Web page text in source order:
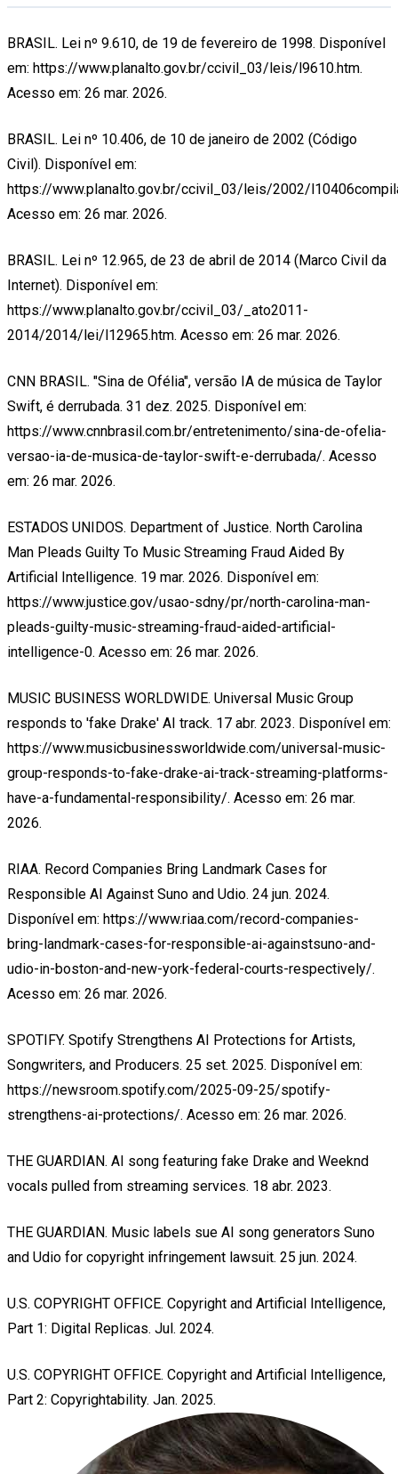
BRASIL. Lei nº 9.610, de 19 de fevereiro de 1998. Disponível
em: https://www.planalto.gov.br/ccivil_03/leis/l9610.htm.
Acesso em: 26 mar. 2026.
BRASIL. Lei nº 10.406, de 10 de janeiro de 2002 (Código
Civil). Disponível em:
https://www.planalto.gov.br/ccivil_03/leis/2002/
Acesso em: 26 mar. 2026.
BRASIL. Lei nº 12.965, de 23 de abril de 2014 (Marco Civil da
Internet). Disponível em:
https://www.planalto.gov.br/ccivil_03/_ato2011-
2014/2014/lei/l12965.htm. Acesso em: 26 mar. 2026.
CNN BRASIL. "Sina de Ofélia", versão IA de música de Taylor
Swift, é derrubada. 31 dez. 2025. Disponível em:
https://www.cnnbrasil.com.br/entretenimento/sina-de-ofelia-
versao-ia-de-musica-de-taylor-swift-e-derrubada/. Acesso
em: 26 mar. 2026.
ESTADOS UNIDOS. Department of Justice. North Carolina
Man Pleads Guilty To Music Streaming Fraud Aided By
Artificial Intelligence. 19 mar. 2026. Disponível em:
https://www.justice.gov/usao-sdny/pr/north-carolina-man-
pleads-guilty-music-streaming-fraud-aided-artificial-
intelligence-0. Acesso em: 26 mar. 2026.
MUSIC BUSINESS WORLDWIDE. Universal Music Group
responds to 'fake Drake' AI track. 17 abr. 2023. Disponível em:
https://www.musicbusinessworldwide.com/universal-music-
group-responds-to-fake-drake-ai-track-streaming-platforms-
have-a-fundamental-responsibility/. Acesso em: 26 mar.
2026.
RIAA. Record Companies Bring Landmark Cases for
Responsible AI Against Suno and Udio. 24 jun. 2024.
Disponível em: https://www.riaa.com/record-companies-
bring-landmark-cases-for-responsible-ai-againstsuno-and-
udio-in-boston-and-new-york-federal-courts-respectively/.
Acesso em: 26 mar. 2026.
SPOTIFY. Spotify Strengthens AI Protections for Artists,
Songwriters, and Producers. 25 set. 2025. Disponível em:
https://newsroom.spotify.com/2025-09-25/spotify-
strengthens-ai-protections/. Acesso em: 26 mar. 2026.
THE GUARDIAN. AI song featuring fake Drake and Weeknd
vocals pulled from streaming services. 18 abr. 2023.
THE GUARDIAN. Music labels sue AI song generators Suno
and Udio for copyright infringement lawsuit. 25 jun. 2024.
U.S. COPYRIGHT OFFICE. Copyright and Artificial Intelligence,
Part 1: Digital Replicas. Jul. 2024.
U.S. COPYRIGHT OFFICE. Copyright and Artificial Intelligence,
Part 2: Copyrightability. Jan. 2025.